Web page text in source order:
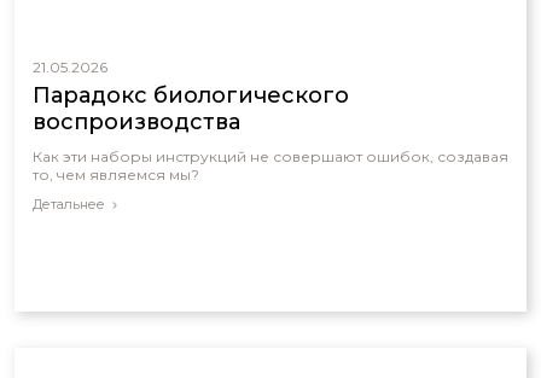
21.05.2026
Парадокс биологического
воспроизводства
Как эти наборы инструкций не совершают ошибок, создавая
то, чем являемся мы?
Детальнее